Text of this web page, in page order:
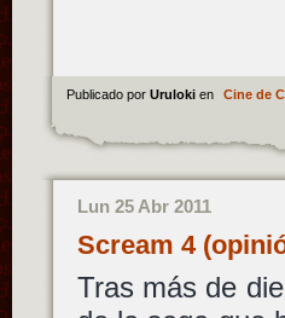
Publicado por Uruloki en Cine de
Lun 25 Abr 2011
Scream 4
Tras más de